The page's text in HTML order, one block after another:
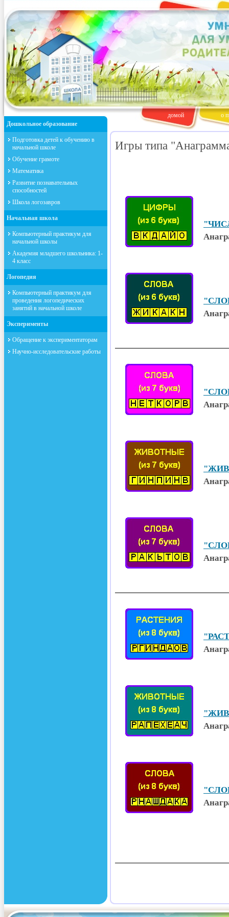
домой
о
Дошкольное образование
Подготовка детей к обучению в
начальной школе
Обучение грамоте
Математика
Развитие познавательных
способностей
Школа логозавров
Начальная школа
Компьютерный практикум для
начальной школы
Академия младшего школьника: 1-
4 класс
Логопедия
Компьютерный практикум для
проведения логопедических
занятий в начальной школе
Эксперименты
Обращение к экспериментаторам
Научно-исследовательские работы
Игры типа